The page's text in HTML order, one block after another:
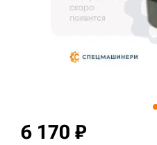
6 170 ₽
3D тур по складам
sksale@skdst.ru